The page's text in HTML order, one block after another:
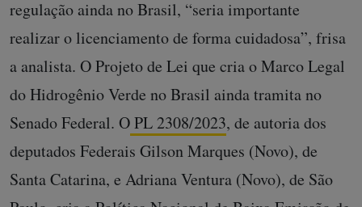
regulação ainda no Brasil, “seria importante
realizar o licenciamento de forma cuidadosa”, frisa
a analista. O Projeto de Lei que cria o Marco Legal
do Hidrogênio Verde no Brasil ainda tramita no
Senado Federal. OPL 2308/2023, de autoria dos
deputados Federais Gilson Marques (Novo), de
Santa Catarina, e Adriana Ventura (Novo), de São